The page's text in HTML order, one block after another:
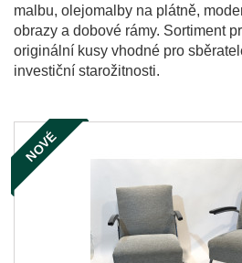
malbu, olejomalby na plátně,
obrazy a dobové rámy. Sortiment
originální kusy vhodné pro
investiční starožitnosti.
NOVÉ